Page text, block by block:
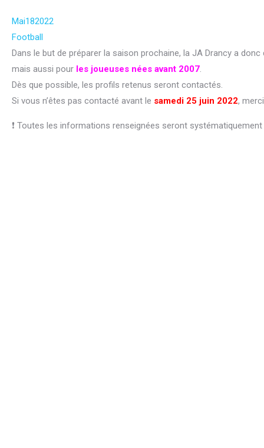
Mai182022
Football
Dans le but de préparer la saison prochaine, la JA Drancy a
mais aussi pour les joueuses nées avant 2007.
Dès que possible, les profils retenus seront contactés.
Si vous n’êtes pas contacté avant le samedi 25 juin 2022,
❗ Toutes les informations renseignées seront